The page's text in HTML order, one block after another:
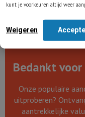
kunt je voorkeuren altijd weer
Weigeren
Bedankt
Onze populaire
uitproberen?
aantrekkelijke